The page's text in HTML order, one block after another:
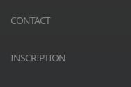
CONTACT
INSCRIPTION